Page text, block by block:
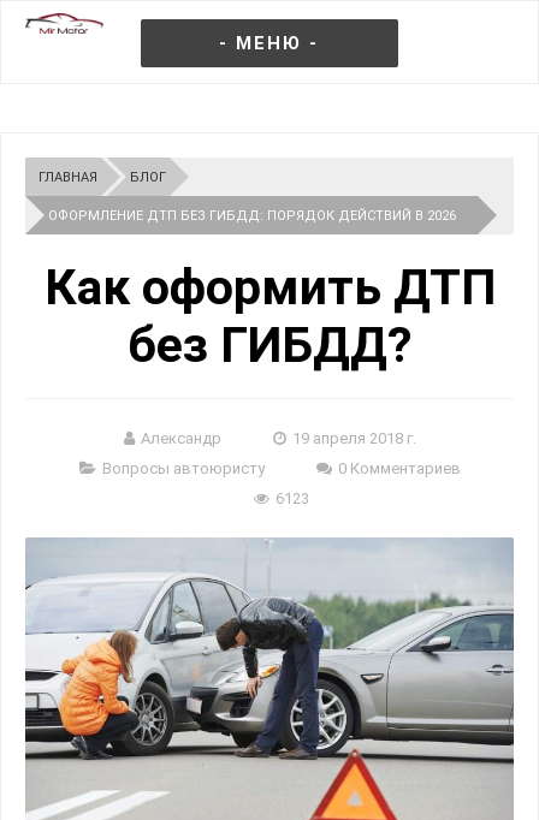
- МЕНЮ -
ГЛАВНАЯ БЛОГ
ОФОРМЛЕНИЕ ДТП БЕЗ ГИБДД: ПОРЯДОК ДЕЙСТВИЙ В 2026
Как оформить ДТП
без ГИБДД?
Александр
19 апреля 2018 г.
Вопросы автоюристу
0 Комментариев
6123